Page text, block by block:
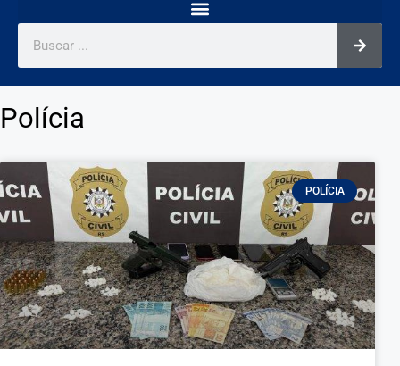
Polícia
POLÍCIA